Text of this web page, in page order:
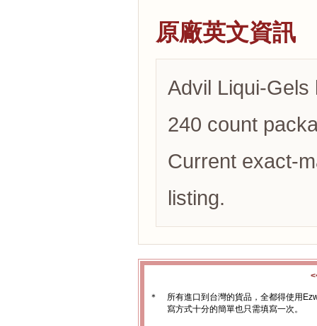
原廠英文資訊
Advil Liqui-Gels
240 count
Current exact-
listing.
＊
所有進口到台灣的貨品，全都得使用
寫方式十分的簡單也只需填寫一次。